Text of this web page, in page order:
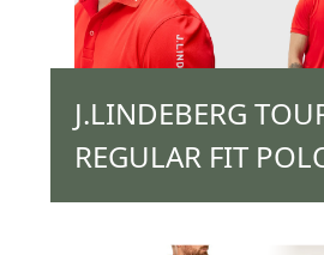
J.LINDEBERG
REGULAR FIT